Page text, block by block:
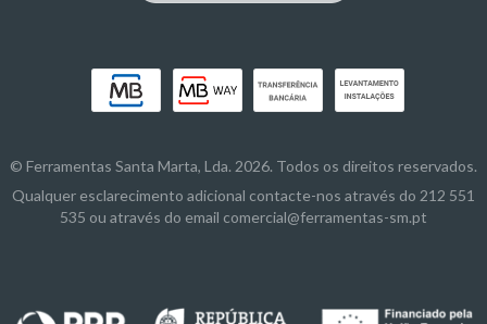
© Ferramentas Santa Marta, Lda. 2026. Todos os direitos reservados.
Qualquer esclarecimento adicional contacte-nos através do 212 551
535 ou através do email comercial@ferramentas-sm.pt